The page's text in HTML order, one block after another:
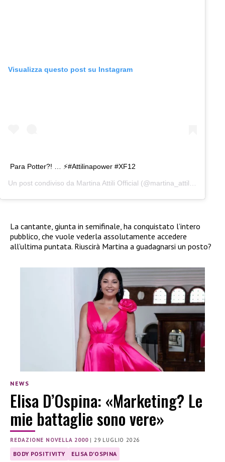
Visualizza questo post su Instagram
Para Potter?! … ⚡#Attilinapower #XF12
Un post condiviso da Martina Attili Official (@martina_attili) in data:
La cantante, giunta in semifinale, ha conquistato l’intero
pubblico, che vuole vederla assolutamente accedere
all’ultima puntata. Riuscirà Martina a guadagnarsi un posto?
NEWS
Elisa D’Ospina: «Marketing? Le
mie battaglie sono vere»
REDAZIONE NOVELLA 2000|29 LUGLIO 2026
BODY POSITIVITY ELISA D'OSPINA